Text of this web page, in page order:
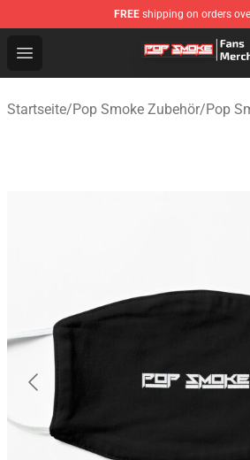
FREE shipping on orders
Open menu
Pop Smoke Store - Official Pop
Startseite/Pop Smoke Zubehör/Pop